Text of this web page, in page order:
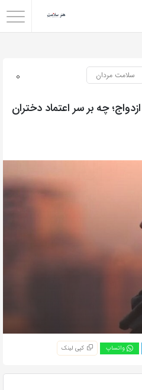
0 سلامت مردان
چه بر سر اعتماد دختران
واتساپ کپی لینک